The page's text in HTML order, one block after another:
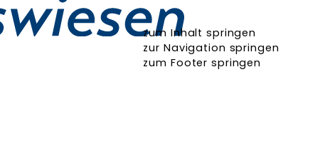
zum Inhalt springen
zur Navigation springen
zum Footer springen